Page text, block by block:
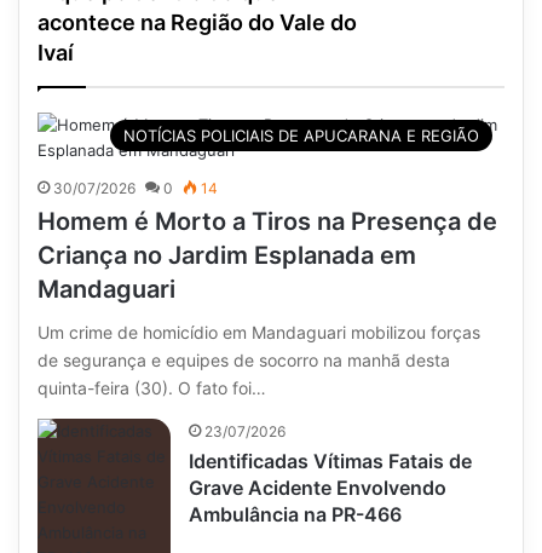
acontece na Região do Vale do
Ivaí
NOTÍCIAS POLICIAIS DE APUCARANA E REGIÃO
30/07/2026 0 14
Homem é Morto a Tiros na Presença de
Criança no Jardim Esplanada em
Mandaguari
Um crime de homicídio em Mandaguari mobilizou forças
de segurança e equipes de socorro na manhã desta
quinta-feira (30). O fato foi…
23/07/2026
Identificadas Vítimas Fatais de
Grave Acidente Envolvendo
Ambulância na PR-466